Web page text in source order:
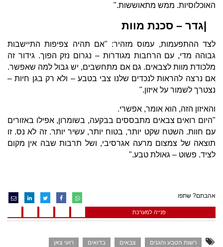
האוכלוסיות. ממש מתאוששות."
|גדר – סכנת מוות
לצד ההתפעמות, עמוס מזהיר: "אם תהיה צפיפות התיישבות
גבוהה מדי, עם הרחבות מגודרות – נגרום נזק הפוך. גידור זה
מלכודת מוות לצבאים. גם אם מתחשבים, יש גבול למה שאפשר.
אם נרצה להראות לנכדים שלנו צבי בטבע – ולא רק בגן חיות –
נצטרך לשמור על איזון."
והאיזון הזה, הוא אומר, אפשרי.
"היום רואים צבאים מתבססים בבקעה, בשומרון, אפילו באזורים
עם חוות. השטח שקט יותר, בטוח יותר, עשיר יותר. זה לא נס. זו
תוצאה של צמצום מרעה אגרסיבי, ושל תרבות שבה אין מקום
לציד. פשוט – גאולת טבע."
אהבתם? שתפו
פנייה למערכת
רשות הטבע והגנים צבאים בדואים רועי צאן